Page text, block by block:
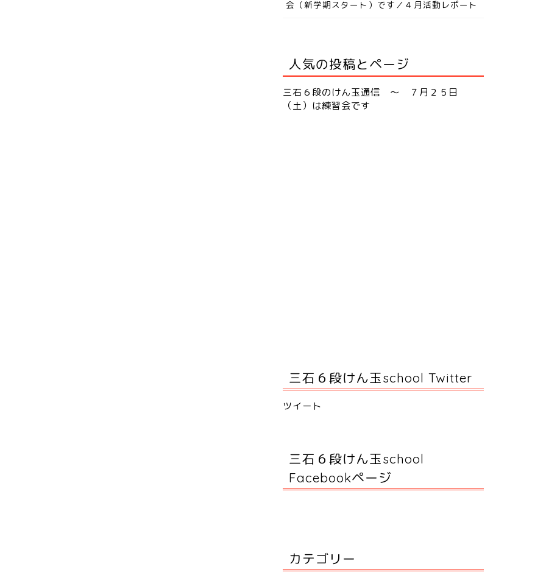
会（新学期スタート）です／４月活動レポート
人気の投稿とページ
三石６段のけん玉通信 ～ ７月２５日
（土）は練習会です
三石６段けん玉school Twitter
ツイート
三石６段けん玉school
Facebookページ
カテゴリー